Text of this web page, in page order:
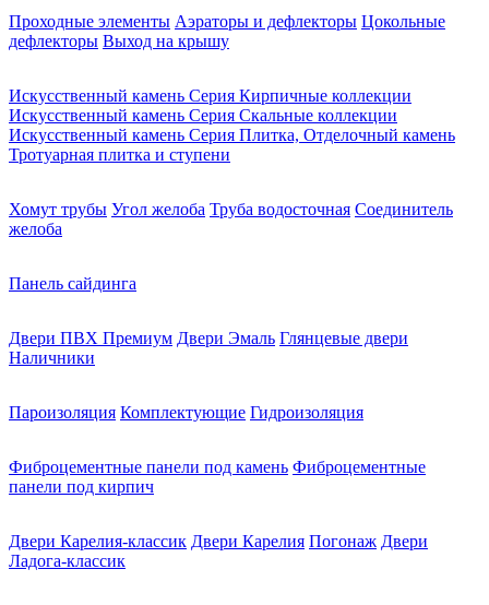
Проходные элементы Аэраторы и дефлекторы Цокольные
дефлекторы Выход на крышу
Искусственный камень Серия Кирпичные коллекции
Искусственный камень Серия Скальные коллекции
Искусственный камень Серия Плитка, Отделочный камень
Тротуарная плитка и ступени
Хомут трубы Угол желоба Труба водосточная Соединитель
желоба
Панель сайдинга
Двери ПВХ Премиум Двери Эмаль Глянцевые двери
Наличники
Пароизоляция Комплектующие Гидроизоляция
Фиброцементные панели под камень Фиброцементные
панели под кирпич
Двери Карелия-классик Двери Карелия Погонаж Двери
Ладога-классик